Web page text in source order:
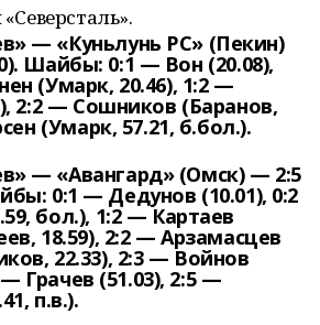
— «Куньлунь РС» (Пекин)
Шайбы: 0:1 — Вон (20.08),
(Умарк, 20.46), 1:2 —
2:2 — Сошников (Баранов,
(Умарк, 57.21, б.бол.).
— «Авангард» (Омск) — 2:5
0:1 — Дедунов (10.01), 0:2
бол.), 1:2 — Картаев
18.59), 2:2 — Арзамасцев
22.33), 2:3 — Войнов
Грачев (51.03), 2:5 —
п.в.).